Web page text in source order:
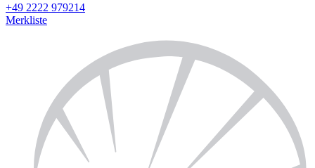
+49 2222 979214
Merkliste